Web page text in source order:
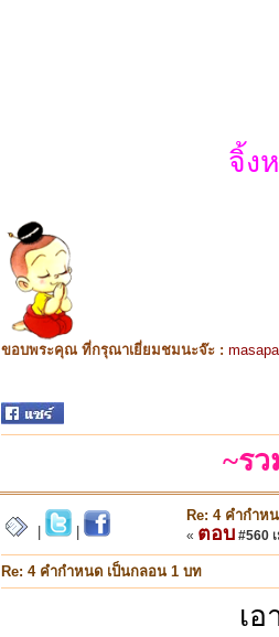
จิ้ง
ขอบพระคุณ ที่กรุณาเยี่ยมชมนะจ๊ะ :
~ร
Re: 4 คำกำห
« ตอบ #560
Re: 4 คำกำหนด เป็นกลอน 1 บท
เอ